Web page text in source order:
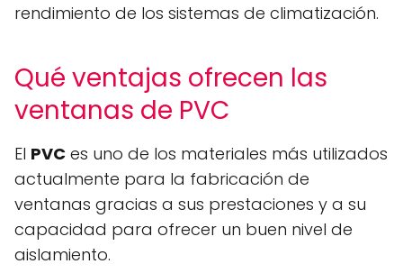
rendimiento de los sistemas de climatización.
Qué ventajas ofrecen las
ventanas de PVC
El PVC es uno de los materiales más utilizados
actualmente para la fabricación de
ventanas gracias a sus prestaciones y a su
capacidad para ofrecer un buen nivel de
aislamiento.